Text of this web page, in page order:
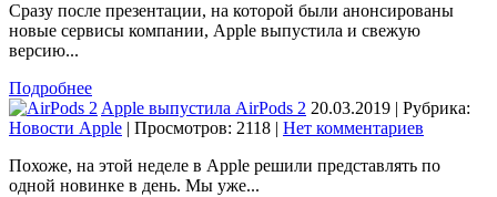
Сразу после презентации, на которой были анонсированы
новые сервисы компании, Apple выпустила и свежую
версию...
Подробнее
Apple выпустила AirPods 2 20.03.2019 | Рубрика:
Новости Apple | Просмотров: 2118 | Нет комментариев
Похоже, на этой неделе в Apple решили представлять по
одной новинке в день. Мы уже...